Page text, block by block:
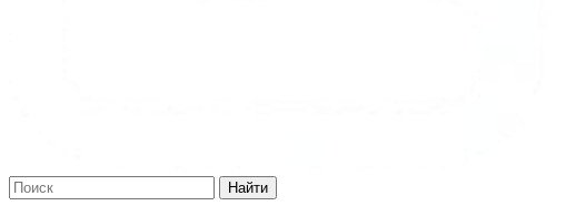
Найти